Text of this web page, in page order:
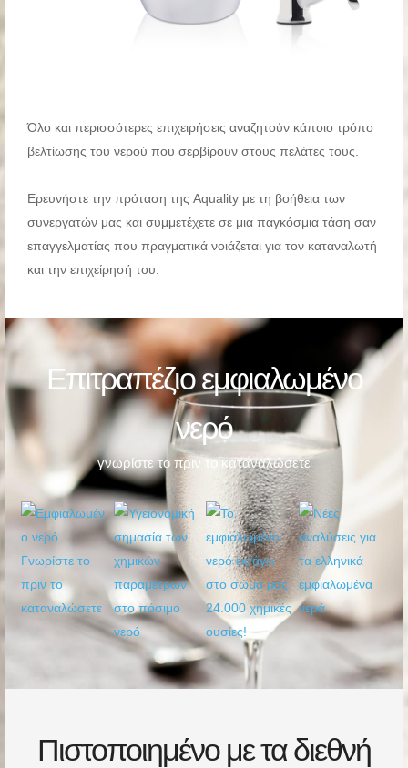
Όλο και περισσότερες επιχειρήσεις αναζητούν κάποιο τρόπο
βελτίωσης του νερού που σερβίρουν στους πελάτες τους.
Ερευνήστε την πρόταση της Aquality με τη βοήθεια των
συνεργατών μας και συμμετέχετε σε μια παγκόσμια τάση σαν
επαγγελματίας που πραγματικά νοιάζεται για τον καταναλωτή
και την επιχείρησή του.
Επιτραπέζιο εμφιαλωμένο
νερό
γνωρίστε το πριν το καταναλώσετε
Πιστοποιημένο με τα διεθνή